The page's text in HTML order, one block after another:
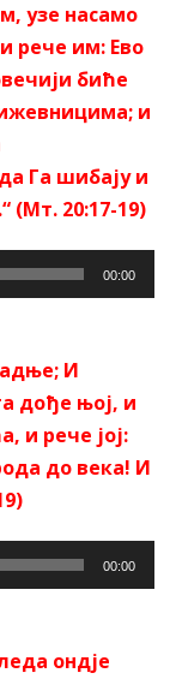
узе насамо
рече им: Ево
биће
и
Га шибају и
(Мт. 20:17-19)
00:00
И
дође њој, и
и рече јој:
до века! И
00:00
ондје